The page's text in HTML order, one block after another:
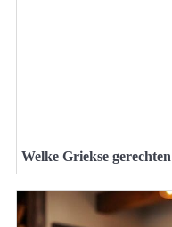
Welke Griekse